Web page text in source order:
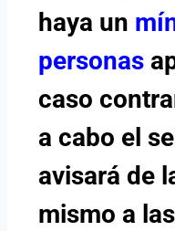
haya un
personas
caso
a cabo el
avisará de
mismo a